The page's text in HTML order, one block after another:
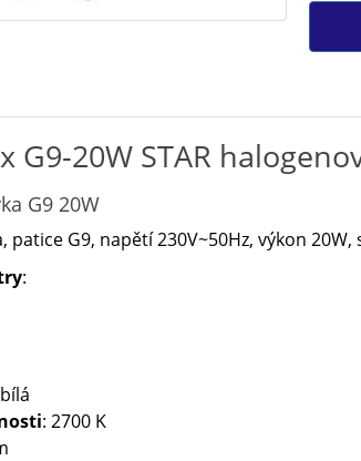
G9-20W STAR
G9 20W
patice G9, napětí 230V~50Hz, výkon
:
: 2700 K